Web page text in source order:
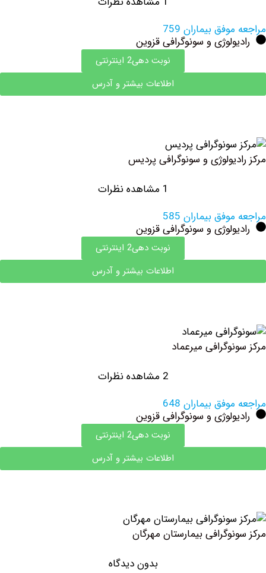
بیماران 759
و سونوگرافی قزوین
نوبت دهی2 اینترنتی
اطلاعات بیشتر و آدرس
و سونوگرافی پردیس
بیماران 585
و سونوگرافی قزوین
نوبت دهی2 اینترنتی
اطلاعات بیشتر و آدرس
میرعماد
بیماران 648
و سونوگرافی قزوین
نوبت دهی2 اینترنتی
اطلاعات بیشتر و آدرس
بیمارستان مهرگان
بدون دیدگاه